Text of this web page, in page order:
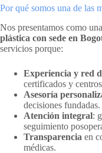
Por qué somos una de las
Nos presentamos como una
plástica con sede en
servicios porque:
Experiencia y red
certificados y
Asesoría
decisiones fundadas.
Atención integral:
seguimiento
Transparencia en
médicas.